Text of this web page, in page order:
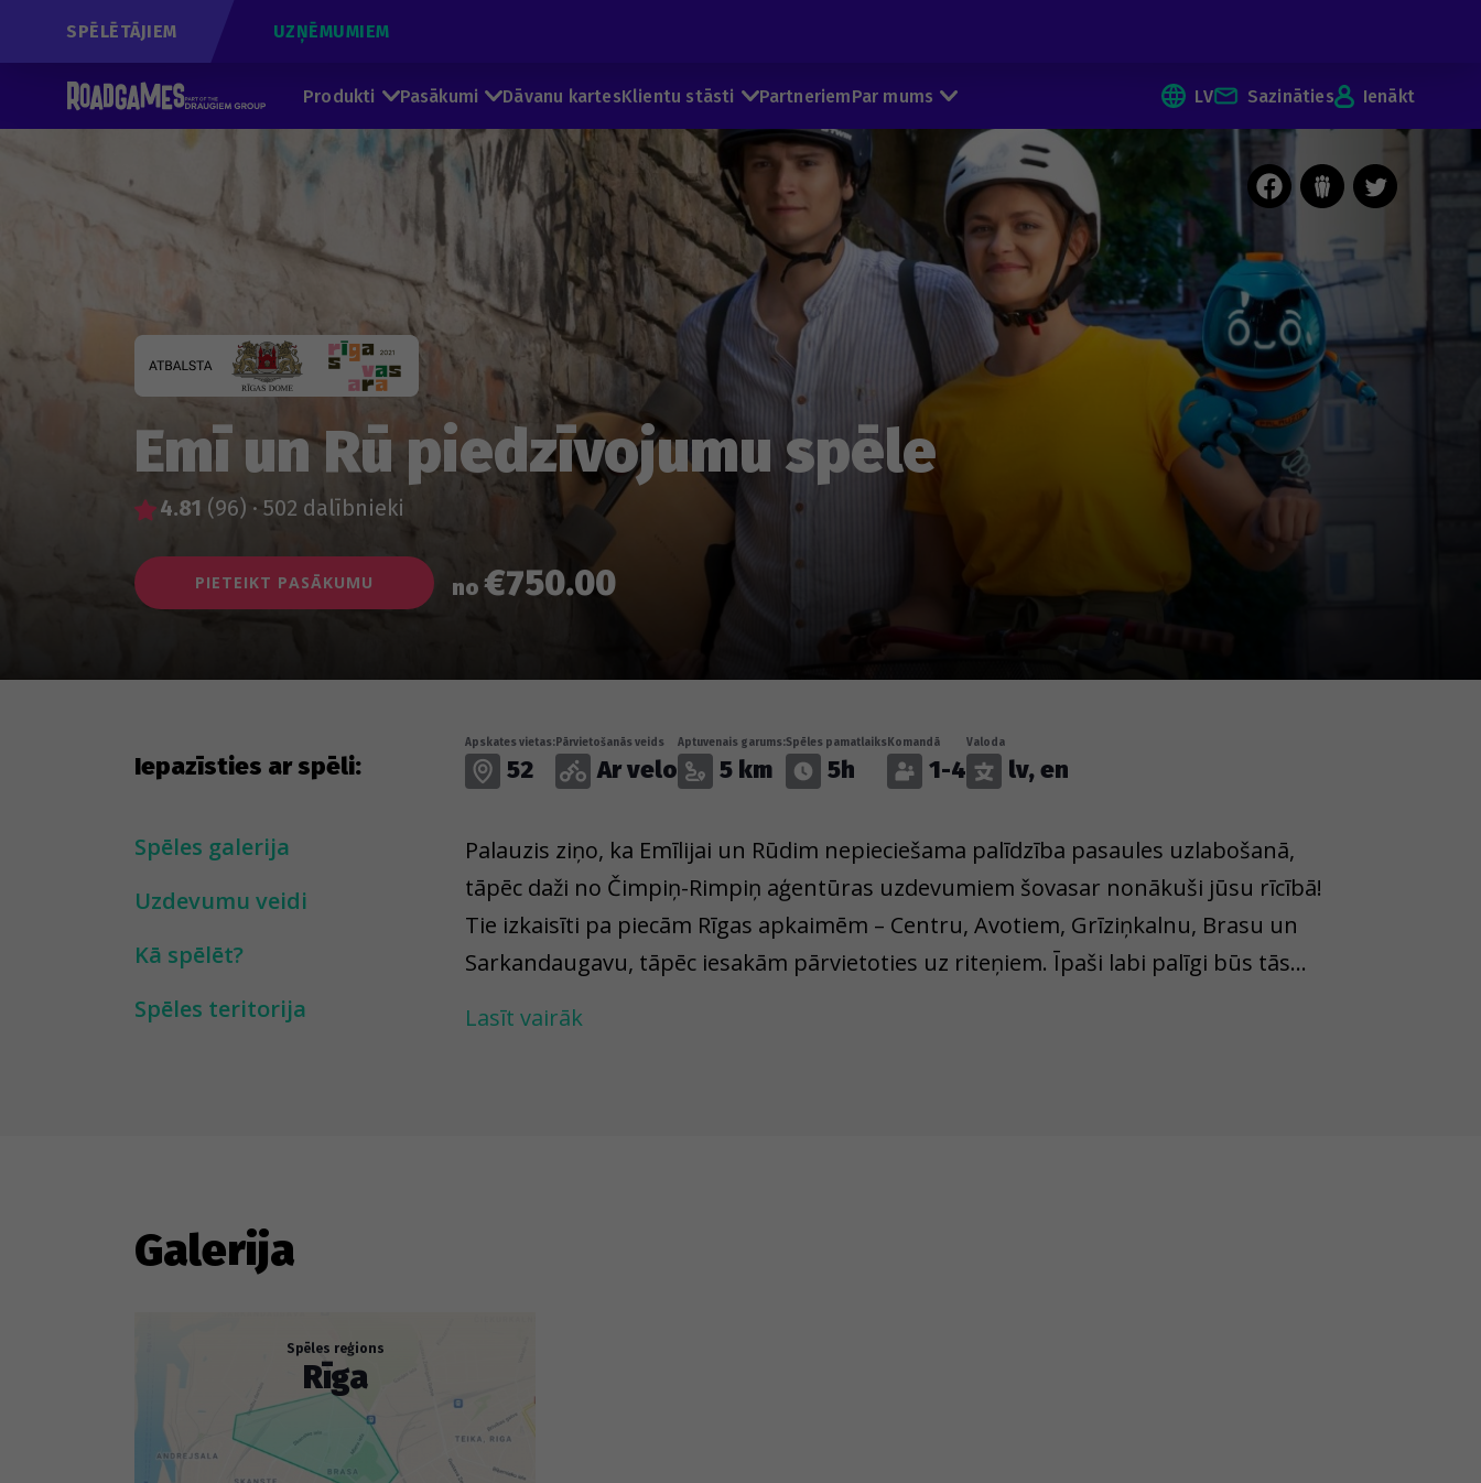
SPĒLĒTĀJIEM UZŅĒMUMIEM
Produkti Pasākumi Dāvanu kartesKlientu stāsti PartneriemPar mums LV Sazināties Ienākt
Emī un Rū piedzīvojumu spēle
4.81 (96) · 502 dalībnieki
PIETEIKT PASĀKUMU no €750.00
Iepazīsties ar spēli:
Spēles galerija
Uzdevumu veidi
Kā spēlēt?
Spēles teritorija
Apskates vietas:
52
Pārvietošanās veids
Ar velo
Aptuvenais garums:
5 km
Spēles pamatlaiks
5h
Komandā
1-4
Valoda
lv, en
Palauzis ziņo, ka Emīlijai un Rūdim nepieciešama palīdzība pasaules uzlabošanā,
tāpēc daži no Čimpiņ-Rimpiņ aģentūras uzdevumiem šovasar nonākuši jūsu rīcībā!
Tie izkaisīti pa piecām Rīgas apkaimēm – Centru, Avotiem, Grīziņkalnu, Brasu un
Sarkandaugavu, tāpēc iesakām pārvietoties uz riteņiem. Īpaši labi palīgi būs tās
Lasīt vairāk
Galerija
Spēles reģions
Rīga